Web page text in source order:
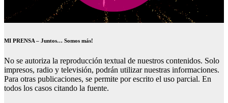
MI PRENSA – Juntos… Somos más!
No se autoriza la reproducción textual de nuestros contenidos. Solo
impresos, radio y televisión, podrán utilizar nuestras informaciones.
Para otras publicaciones, se permite por escrito el uso parcial. En
todos los casos citando la fuente.